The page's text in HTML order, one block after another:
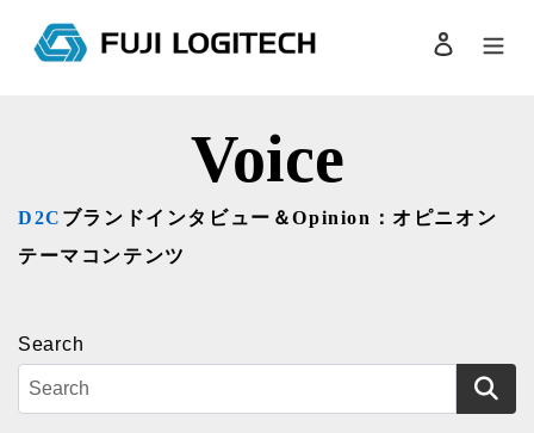
検索
ログイン
Voice
D2C ブランドインタビュー＆Opinion：オピニオン
テーマコンテンツ
Search